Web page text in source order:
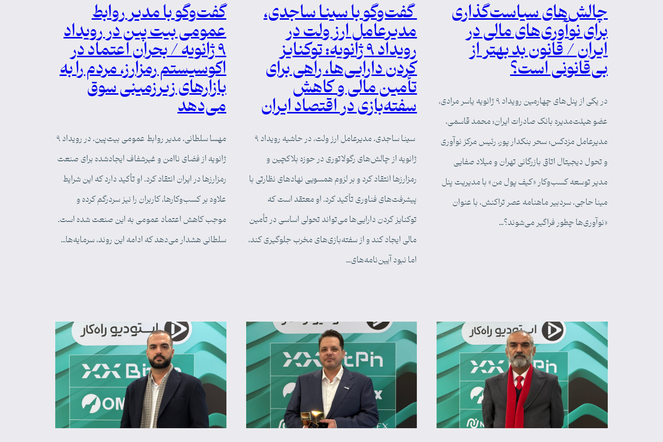
چالش‌های سیاست‌گذاری
برای نوآوری‌های مالی در
ایران / قانون بد بهتر از
بی‌قانونی است؟
در یکی از پنل‌های چهارمین رویداد ۹ ژانویه یاسر مرادی،
عضو هیئت‌مدیره بانک صادرات ایران؛ محمد قاسمی،
مدیرعامل مزدکس؛ سحر بنکدار پور، رئیس مرکز نوآوری
و تحول دیجیتال اتاق بازرگانی تهران و میلاد صفایی
مدیر توسعه کسب‌وکار «کیف پول من» با مدیریت پنل
مینا حاجی، سردبیر ماهنامه عصر تراکنش، با عنوان
«نوآوری‌ها چطور فراگیر می‌شوند؟…
گفت‌وگو با سینا ساجدی،
مدیرعامل ارز ولت در
رویداد ۹ ژانویه: توکنایز
کردن دارایی‌ها، راهی برای
تأمین مالی و کاهش
سفته‌بازی در اقتصاد ایران
سینا ساجدی، مدیرعامل ارز ولت، در حاشیه رویداد ۹
ژانویه از چالش‌های رگولاتوری در حوزه بلاکچین و
رمزارزها انتقاد کرد و بر لزوم همسویی نهادهای نظارتی با
پیشرفت‌های فناوری تأکید کرد. او معتقد است که
توکنایز کردن دارایی‌ها می‌تواند تحولی اساسی در تأمین
مالی ایجاد کند و از سفته‌بازی‌های مخرب جلوگیری کند،
اما نبود آیین‌نامه‌های…
گفت‌وگو با مدیر روابط
عمومی بیت پین در رویداد
۹ ژانویه / بحران اعتماد در
اکوسیستم رمزارز، مردم را به
بازارهای زیرزمینی سوق
می‌دهد
مهسا سلطانی، مدیر روابط عمومی بیت‌پین، در رویداد ۹
ژانویه از فضای ناامن و غیرشفاف ایجادشده برای صنعت
رمزارزها در ایران انتقاد کرد. او تأکید دارد که این شرایط
علاوه بر کسب‌وکارها، کاربران را نیز سردرگم کرده و
موجب کاهش اعتماد عمومی به این صنعت شده است.
سلطانی هشدار می‌دهد که ادامه این روند، سرمایه‌ها…